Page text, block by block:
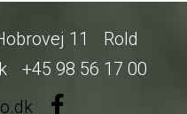
11
Rold
+45 98 56 17 00